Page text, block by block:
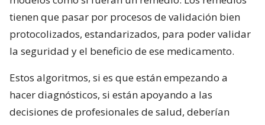
tienen que pasar por procesos de validación bien
protocolizados, estandarizados, para poder validar
la seguridad y el beneficio de ese medicamento.
Estos algoritmos, si es que están empezando a
hacer diagnósticos, si están apoyando a las
decisiones de profesionales de salud, deberían